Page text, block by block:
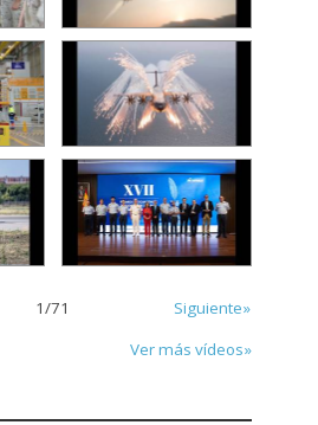
1/71
Siguiente»
Ver más vídeos»